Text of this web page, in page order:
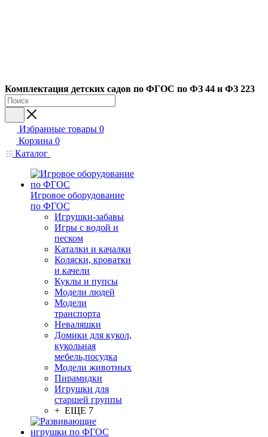
Комплектация детских садов по ФГОC по ФЗ 44 и ФЗ 223
Избранные товары 0
Корзина 0
Каталог
Игровое оборудование
по ФГОС
Игрушки-забавы
Игры с водой и
песком
Каталки и качалки
Коляски, кроватки
и качели
Куклы и пупсы
Модели людей
Модели
транспорта
Неваляшки
Домики для кукол,
кукольная
мебель,посудка
Модели животных
Пирамидки
Игрушки для
старшей группы
+ ЕЩЕ 7